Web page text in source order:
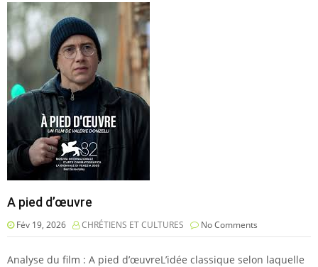
A pied d’œuvre
Fév 19, 2026 CHRÉTIENS ET CULTURES No Comments
Analyse du film : A pied d’œuvreL’idée classique selon laquelle